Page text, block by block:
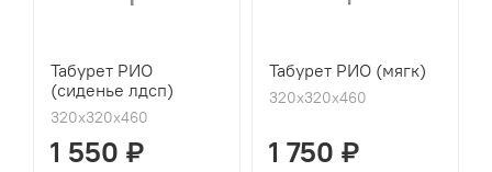
Табурет РИО
(сиденье лдсп)
320х320х460
1 550 ₽
Табурет РИО (мягк)
320х320х460
1 750 ₽